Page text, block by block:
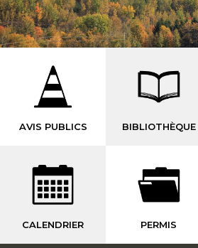
AVIS PUBLICS BIBLIOTHÈQUE
CALENDRIER PERMIS